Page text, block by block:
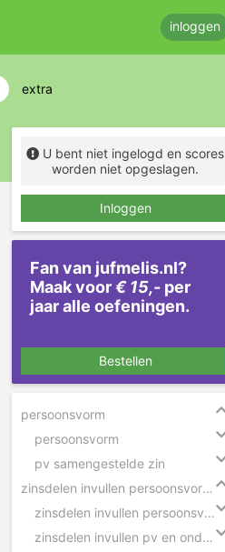
inloggen
extra
U bent niet ingelogd en scores
worden niet opgeslagen.
Inloggen
Fan van jufmelis.nl?
Maak voor€ 15,- per
jaar alle oefeningen.
Bestellen
persoonsvorm
persoonsvorm
pv samengestelde zin
zinsdelen invullen persoonsvorm en onderwerp
zinsdelen invullen persoonsvorm
zinsdelen invullen pv en onderwerp